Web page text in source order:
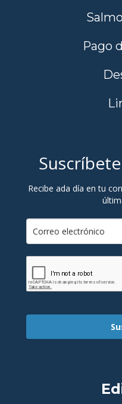
Pago
Recibe ada día en tu